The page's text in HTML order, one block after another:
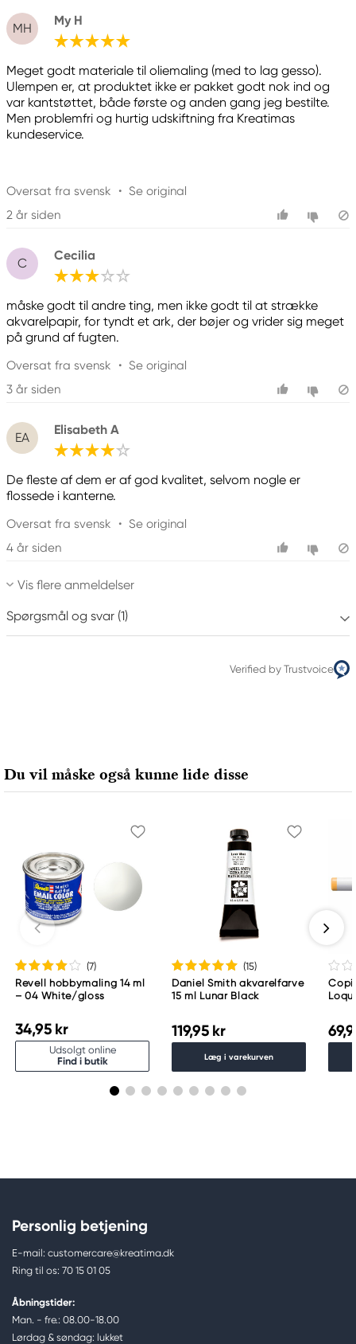
MH
My H
Meget godt materiale til oliemaling (med to lag gesso).
Ulempen er, at produktet ikke er pakket godt nok ind og
var kantstøttet, både første og anden gang jeg bestilte.
Men problemfri og hurtig udskiftning fra Kreatimas
kundeservice.
Oversat fra svensk • Se original
2 år siden
C
Cecilia
måske godt til andre ting, men ikke godt til at strække
akvarelpapir, for tyndt et ark, der bøjer og vrider sig meget
på grund af fugten.
Oversat fra svensk • Se original
3 år siden
EA
Elisabeth A
De fleste af dem er af god kvalitet, selvom nogle er
flossede i kanterne.
Oversat fra svensk • Se original
4 år siden
Vis flere anmeldelser
Spørgsmål og svar (1)
Verified by Trustvoice
Du vil måske også kunne lide disse
(7)
Revell hobbymaling 14 ml
– 04 White/gloss
34,95 kr
Udsolgt online
Find i butik
(15)
Daniel Smith akvarelfarve
15 ml Lunar Black
119,95 kr
Læg i varekurven
Personlig betjening
E-mail: customercare@kreatima.dk
Ring til os: 70 15 01 05
Åbningstider:
Man. - fre.: 08.00-18.00
Lørdag & søndag: lukket